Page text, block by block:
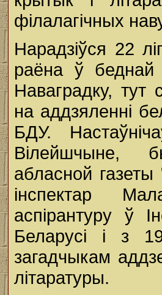
філалагічных
Нарадзіўся 22
раёна ў
Наваградку,
на аддзяленні
БДУ.
Вілейшчыне,
абласной
інспектар
аспірантуру ў
Беларусі і з
загадчыкам
літаратуры.